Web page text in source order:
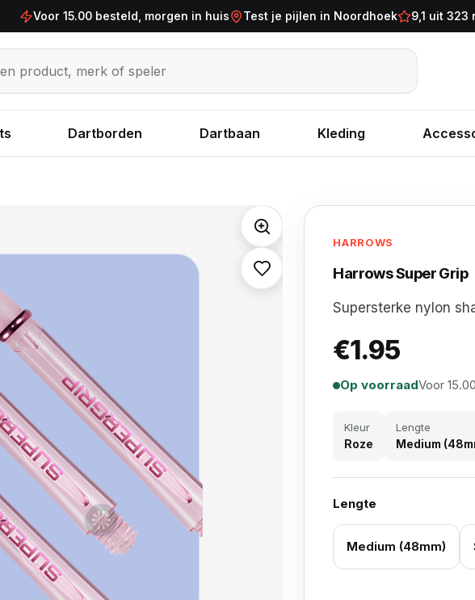
Voor 15.00 besteld, morgen in huis Test je pijlen in Noordhoek 9,1 uit 323
merk of speler
Dartborden Dartbaan Kleding
HARROWS
Harrows Super Grip
Supersterke nylon
€1.95
Op voorraadVoor
Kleur
Roze
Lengte
Medium
Lengte
Medium (48mm)